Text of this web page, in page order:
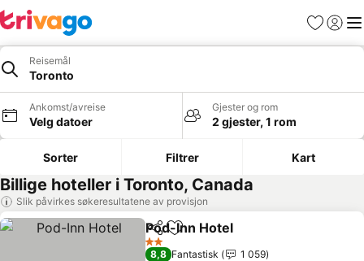
Favoritter
Logg
Reisemål
Toronto
Ankomst/avreise
Velg datoer
Gjester og rom
2 gjester, 1 rom
Sorter Filtrer Kart
Billige hoteller i Toronto, Canada
Slik påvirkes søkeresultatene av provisjon
Del Legg til i favoritter
Pod-Inn Hotel
2 Stjerner
8,8 Fantastisk
1 059